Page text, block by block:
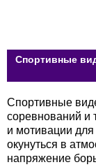
Спортивные
Спортивные
соревнований и
и мотивации
окунуться в
напряжение